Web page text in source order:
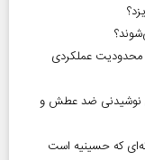
از ۱۰.۵ میلیون نفر با محدودیت عملکردی
نوشیدنی ضد عطش و
که حسینیه است